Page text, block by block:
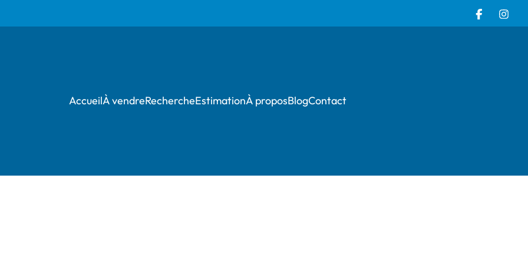
AccueilÀ vendreRechercheEstimationÀ proposBlogContact